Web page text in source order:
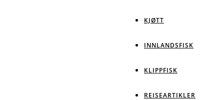
KJØTT
INNLANDSFISK
KLIPPFISK
REISEARTIKLER